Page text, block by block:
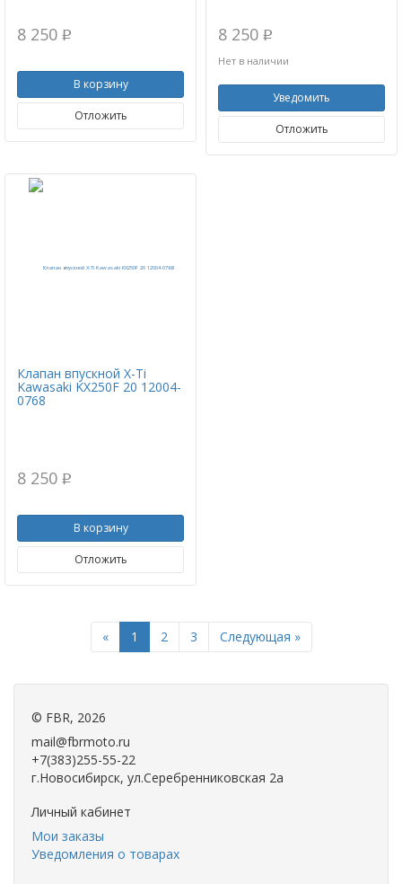
8 250 p
В корзину
Отложить
8 250 p
Нет в наличии
Уведомить
Отложить
Клапан впускной X-Ti
Kawasaki KX250F 20 12004-
0768
8 250 p
В корзину
Отложить
«Previous
1 2 3 Следующая »Next
© FBR, 2026
mail@fbrmoto.ru
+7(383)255-55-22
г.Новосибирск, ул.Серебренниковская 2а
Личный кабинет
Мои заказы
Уведомления о товарах